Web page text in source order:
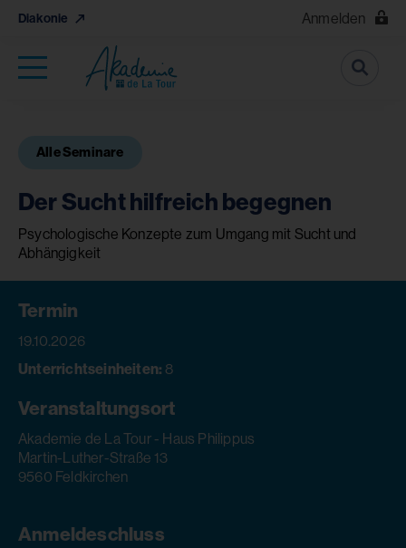
Diakonie Anmelden
Suche
Alle Seminare
Der Sucht hilfreich begegnen
Psychologische Konzepte zum Umgang mit Sucht und
Abhängigkeit
Termin
19.10.2026
Unterrichtseinheiten: 8
Veranstaltungsort
Akademie de La Tour - Haus Philippus
Martin-Luther-Straße 13
9560 Feldkirchen
Anmeldeschluss